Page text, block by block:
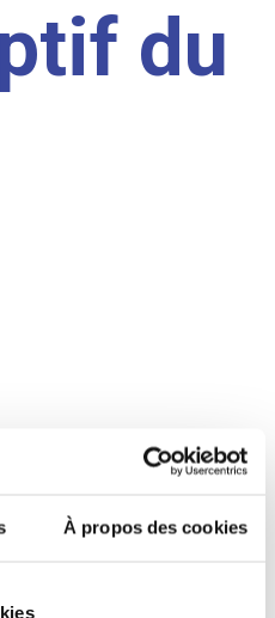
À propos des cookies
du